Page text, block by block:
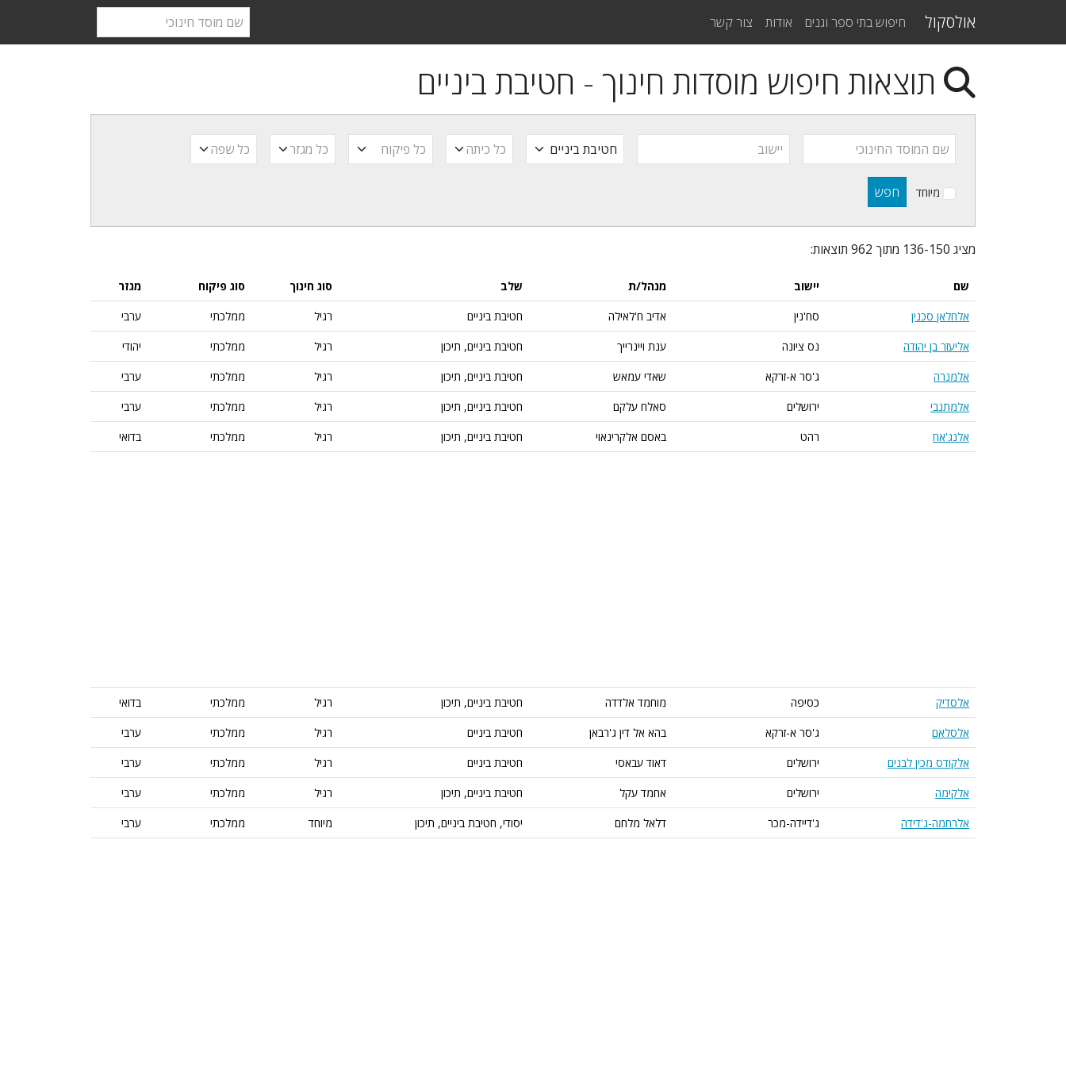
אולסקול חיפוש בתי ספר וגנים אודות צור קשר
תוצאות חיפוש מוסדות חינוך - חטיבת ביניים
כיתה פיקוח מגזר שפה
מיוחד חפש
מציג 136-150 מתוך 962 תוצאות:
שם יישוב מנהל/ת שלב סוג חינוך סוג פיקוח
מגזר
אלחלאן סכנין
סח'נין אדיב ח'לאילה חטיבת ביניים רגיל ממלכתי
ערבי
אליעזר בן יהודה
נס ציונה ענת ויינרייך חטיבת ביניים, תיכון רגיל ממלכתי
יהודי
אלמנרה
ג'סר א-זרקא שאדי עמאש חטיבת ביניים, תיכון רגיל ממלכתי
ערבי
אלמתנבי
ירושלים סאלח עלקם חטיבת ביניים, תיכון רגיל ממלכתי
ערבי
אלנג'אח
רהט באסם אלקרינאוי חטיבת ביניים, תיכון רגיל ממלכתי בדואי
אלסדיק כסיפה מוחמד אלדדה חטיבת ביניים, תיכון רגיל ממלכתי
בדואי
אלסלאם
ג'סר א-זרקא בהא אל דין ג'רבאן חטיבת ביניים רגיל ממלכתי
ערבי
אלקודס מכין לבנים
ירושלים דאוד עבאסי חטיבת ביניים רגיל ממלכתי
ערבי
אלקימה
ירושלים אחמד עקל חטיבת ביניים, תיכון רגיל ממלכתי
ערבי
אלרחמה-ג'דידה
ג'דיידה-מכר דלאל מלחם יסודי, חטיבת ביניים, תיכון מיוחד ממלכתי ערבי